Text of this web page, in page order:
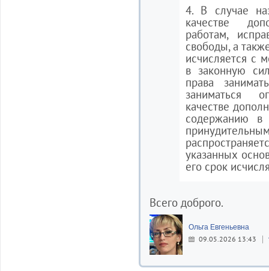
4. В случае
качестве
работам,
свободы, а
исчисляется с
в законную
права
заниматься
качестве
содержанию в
указанных
его срок
Всего доброго.
Ольга Евгеньевна
09.05.2026 13:43